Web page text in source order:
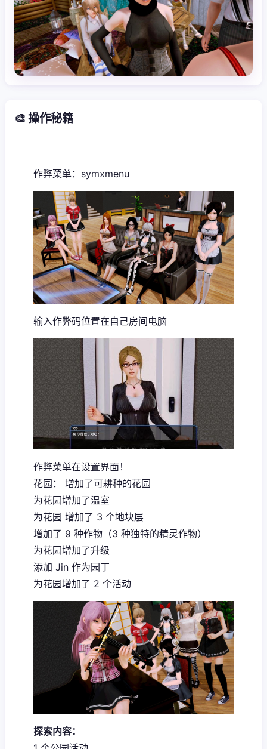
🎨 操作秘籍
作弊菜单：symxmenu
输入作弊码位置在自己房间电脑
作弊菜单在设置界面！
花园： 增加了可耕种的花园
为花园增加了温室
为花园 增加了 3 个地块层
增加了 9 种作物（3 种独特的精灵作物）
为花园增加了升级
添加 Jin 作为园丁
为花园增加了 2 个活动
探索内容：